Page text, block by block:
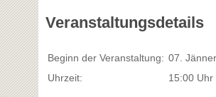
Veranstaltungsdetails
Beginn der Veranstaltung: 07.
Uhrzeit:
15:00 Uhr